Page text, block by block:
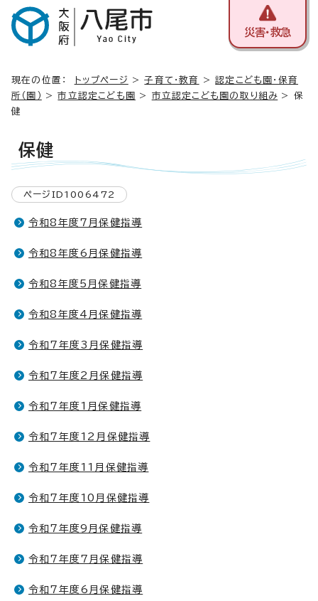
災害・救急
現在の位置： トップページ >子育て・教育 >認定こども園・保育
所（園）
>市立認定こども園 > 市立認定こども園の取り組み > 保
健
保健
ページID1006472
令和8年度7月保健指導
令和8年度6月保健指導
令和8年度5月保健指導
令和8年度4月保健指導
令和7年度3月保健指導
令和7年度2月保健指導
令和7年度1月保健指導
令和7年度12月保健指導
令和7年度11月保健指導
令和7年度10月保健指導
令和7年度9月保健指導
令和7年度7月保健指導
令和7年度6月保健指導